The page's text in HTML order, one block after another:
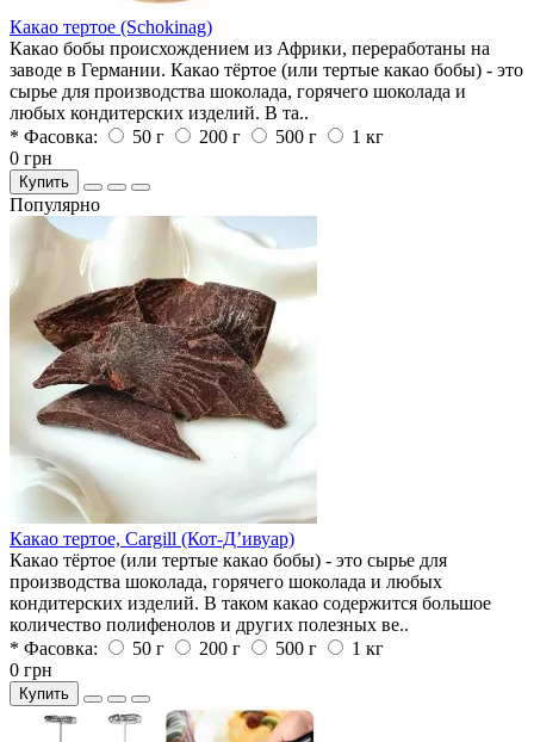
Какао тертое (Schokinag)
Какао бобы происхождением из Африки, переработаны на
заводе в Германии. Какао тёртое (или тертые какао бобы) - это
сырье для производства шоколада, горячего шоколада и
любых кондитерских изделий. В та..
* Фасовка:
50 г 200 г 500 г
1 кг
0 грн
Купить
Популярно
Какао тертое, Cargill (Кот-Дʼивуар)
Какао тёртое (или тертые какао бобы) - это сырье для
производства шоколада, горячего шоколада и любых
кондитерских изделий. В таком какао содержится большое
количество полифенолов и других полезных ве..
* Фасовка:
50 г 200 г 500 г
1 кг
0 грн
Купить